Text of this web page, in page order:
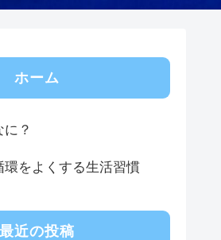
ホーム
？
環をよくする生活習慣
最近の投稿